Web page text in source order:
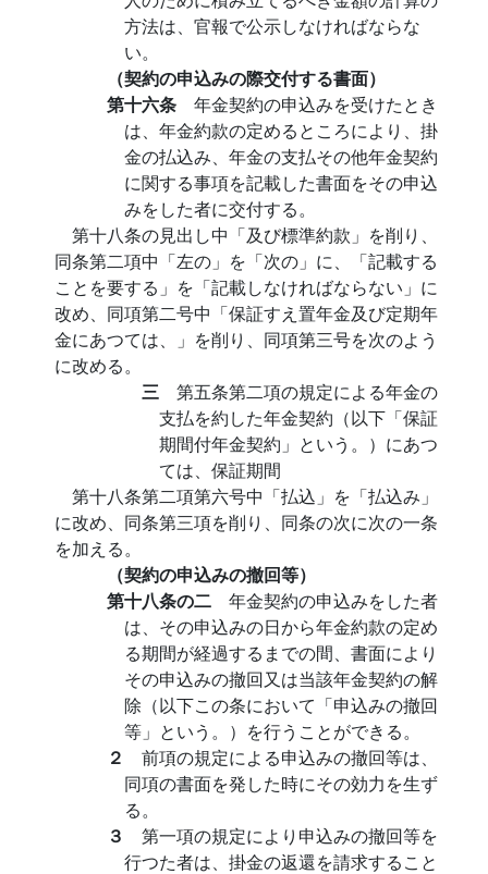
方法は、官報で公示しなければならな
い。
（契約の申込みの際交付する書面）
第十六条 年金契約の申込みを受けたとき
は、年金約款の定めるところにより、掛
金の払込み、年金の支払その他年金契約
に関する事項を記載した書面をその申込
みをした者に交付する。
第十八条の見出し中「及び標準約款」を削り、
同条第二項中「左の」を「次の」に、「記載する
ことを要する」を「記載しなければならない」に
改め、同項第二号中「保証すえ置年金及び定期年
金にあつては、」を削り、同項第三号を次のよう
に改める。
三 第五条第二項の規定による年金の
支払を約した年金契約（以下「保証
期間付年金契約」という。）にあつ
ては、保証期間
第十八条第二項第六号中「払込」を「払込み」
に改め、同条第三項を削り、同条の次に次の一条
を加える。
（契約の申込みの撤回等）
第十八条の二 年金契約の申込みをした者
は、その申込みの日から年金約款の定め
る期間が経過するまでの間、書面により
その申込みの撤回又は当該年金契約の解
除（以下この条において「申込みの撤回
等」という。）を行うことができる。
２ 前項の規定による申込みの撤回等は、
同項の書面を発した時にその効力を生ず
る。
３ 第一項の規定により申込みの撤回等を
行つた者は、掛金の返還を請求すること